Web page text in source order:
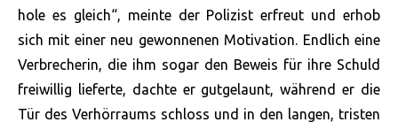
hole es gleich“, meinte der Polizist erfreut und erhob
sich mit einer neu gewonnenen Motivation. Endlich eine
Verbrecherin, die ihm sogar den Beweis für ihre Schuld
freiwillig lieferte, dachte er gutgelaunt, während er die
Tür des Verhörraums schloss und in den langen, tristen